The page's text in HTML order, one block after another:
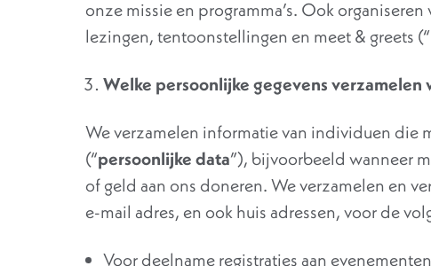
onze missie en programma’s. Ook
lezingen, tentoonstellingen en meet & greets (“
Welke persoonlijke gegevens verzamelen
We verzamelen informatie van individuen die
(“persoonlijke data”), bijvoorbeeld wanneer
of geld aan ons doneren. We verzamelen en
e-mail adres, en ook huis adressen, voor de
Voor deelname registraties aan